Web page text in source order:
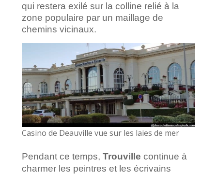
qui restera exilé sur la colline relié à la
zone populaire par un maillage de
chemins vicinaux.
Casino de Deauville vue sur les laies de mer
Pendant ce temps, Trouville continue à
charmer les peintres et les écrivains